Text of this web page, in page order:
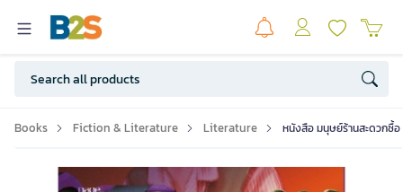
Books Fiction & Literature Literature หนังสือ มนุษย์ร้านสะดวกซื้